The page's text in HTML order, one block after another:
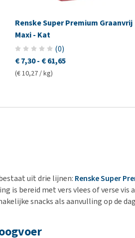
Renske Super Premium Graanvrij
Maxi - Kat
(0)
€ 7,30 - € 61,65
(€ 10,27 / kg)
uit drie lijnen: Renske Super
is bereid met vers vlees of verse
snacks als aanvulling op de